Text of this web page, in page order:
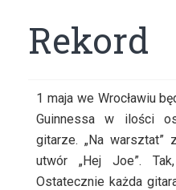
Rekord
1 maja we Wrocławiu
Guinnessa w ilości
gitarze. „Na warsztat”
utwór „Hej Joe”.
Ostatecznie każda